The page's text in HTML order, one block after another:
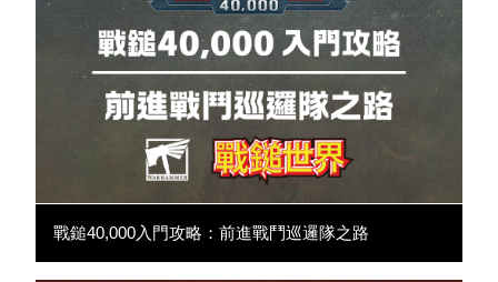
戰鎚40,000入門攻略：前進戰鬥巡邏隊之路